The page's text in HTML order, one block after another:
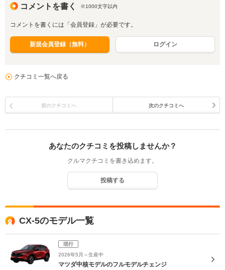
コメントを書く ※1000文字以内
コメントを書くには「会員登録」が必要です。
新規会員登録（無料） ログイン
クチコミ一覧へ戻る
前のクチコミへ 次のクチコミへ
あなたのクチコミを投稿しませんか？
クルマクチコミを書き込めます。
投稿する
CX-5のモデル一覧
現行
2026年5月～生産中
マツダ中核モデルのフルモデルチェンジ